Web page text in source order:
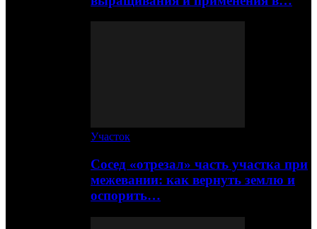
Участок
Сосед «отрезал» часть участка при
межевании: как вернуть землю и
оспорить…